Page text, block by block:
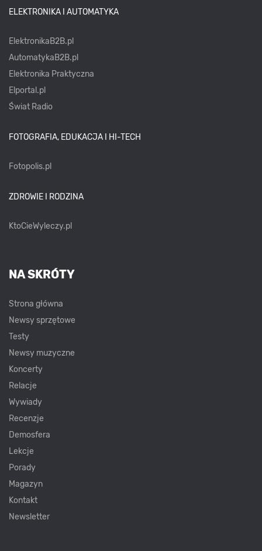
ELEKTRONIKA I AUTOMATYKA
ElektronikaB2B.pl
AutomatykaB2B.pl
Elektronika Praktyczna
Elportal.pl
Świat Radio
FOTOGRAFIA, EDUKACJA I HI-TECH
Fotopolis.pl
ZDROWIE I RODZINA
KtoCieWyleczy.pl
NA SKRÓTY
Strona główna
Newsy sprzętowe
Testy
Newsy muzyczne
Koncerty
Relacje
Wywiady
Recenzje
Demosfera
Lekcje
Porady
Magazyn
Kontakt
Newsletter